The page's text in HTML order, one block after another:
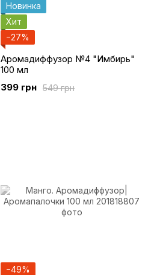
Новинка
Хит
−27%
Аромадиффузор №4 "Имбирь"
100 мл
549 грн
399 грн
−49%